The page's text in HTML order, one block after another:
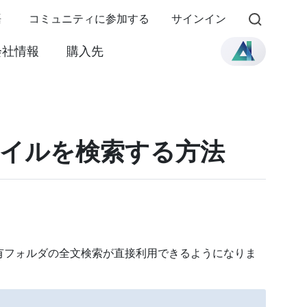
コミュニティに参加する サインイン
情報 購入先
ルを検索する方法
ォルダの全文検索が直接利用できるようになりま